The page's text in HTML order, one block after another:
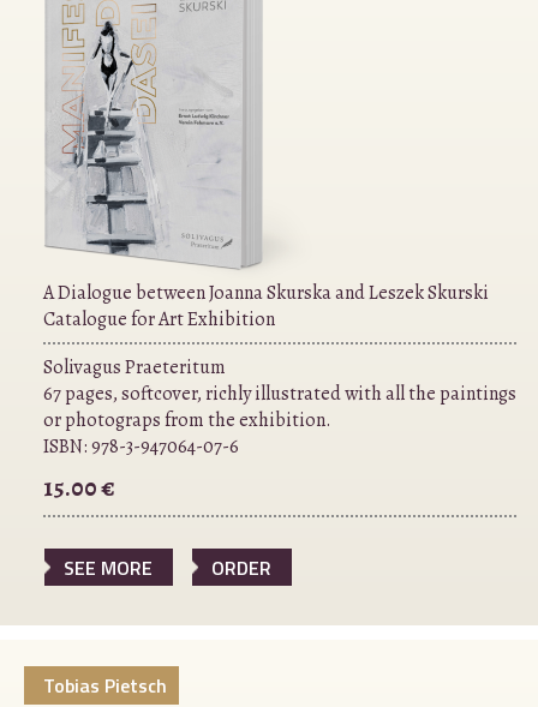
A Dialogue between Joanna Skurska and Leszek Skurski
Catalogue for Art Exhibition
Solivagus Praeteritum
67 pages, softcover, richly illustrated with all the paintings
or photograps from the exhibition.
ISBN:978-3-947064-07-6
15.00 €
SEE MORE ORDER
Tobias Pietsch